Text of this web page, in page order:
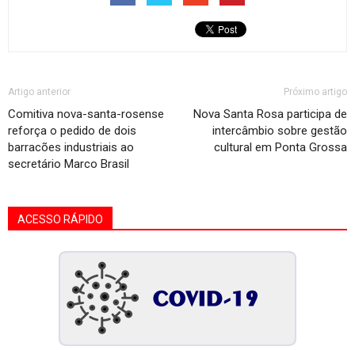
Artigo anterior
Comitiva nova-santa-rosense
reforça o pedido de dois
barracões industriais ao
secretário Marco Brasil
Próximo artigo
Nova Santa Rosa participa de
intercâmbio sobre gestão
cultural em Ponta Grossa
ACESSO RÁPIDO